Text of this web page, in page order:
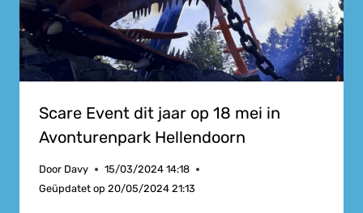
Scare Event dit jaar op 18 mei in
Avonturenpark Hellendoorn
Door Davy
15/03/2024 14:18
Geüpdatet op 20/05/2024 21:13